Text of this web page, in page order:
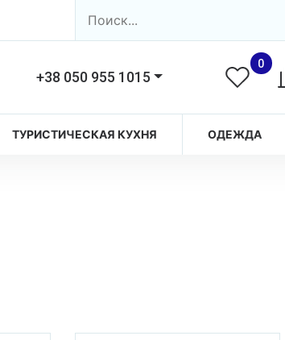
+38 050 955 1015
0
ТУРИСТИЧЕСКАЯ КУХНЯ ОДЕЖДА